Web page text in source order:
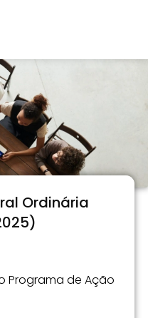
Ordinária
Programa de Ação